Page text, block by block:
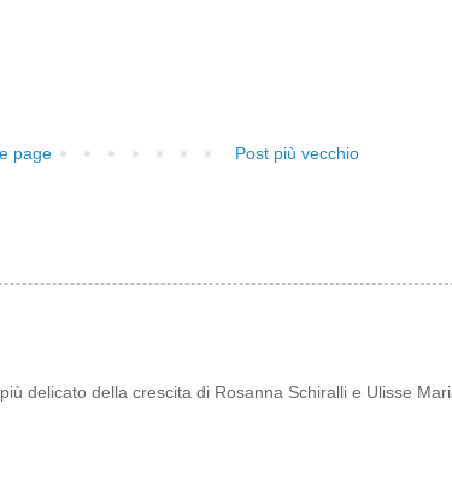
Post più vecchio
page
delicato della crescita di Rosanna Schiralli e Ulisse